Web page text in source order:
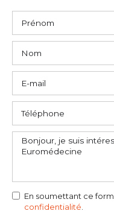
En soumettant ce
confidentialité